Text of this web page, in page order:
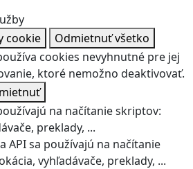
cookie
Odmietnuť všetko
cookies nevyhnutné pre jej
ktoré nemožno deaktivovať.
na načítanie skriptov:
preklady, ...
API sa používajú na načítanie
vyhľadávače, preklady, ...